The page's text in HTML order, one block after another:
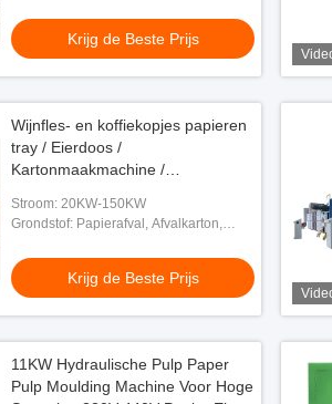
Krijg de Beste Prijs
Wijnfles- en koffiekopjes papieren
tray / Eierdoos /
Kartonmaakmachine /
Stroom: 20KW-150KW
Grondstof: Papierafval, Afvalkarton,
Krijg de Beste Prijs
11KW Hydraulische Pulp Paper
Pulp Moulding Machine Voor Hoge